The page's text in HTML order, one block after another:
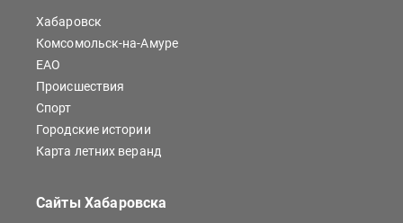
Хабаровск
Комсомольск-на-Амуре
ЕАО
Происшествия
Спорт
Городские истории
Карта летних веранд
Сайты Хабаровска